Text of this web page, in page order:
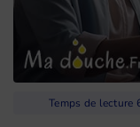
Temps de lecture